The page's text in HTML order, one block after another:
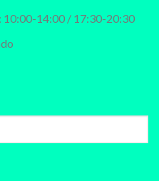
10:00-14:00 / 17:30-20:30